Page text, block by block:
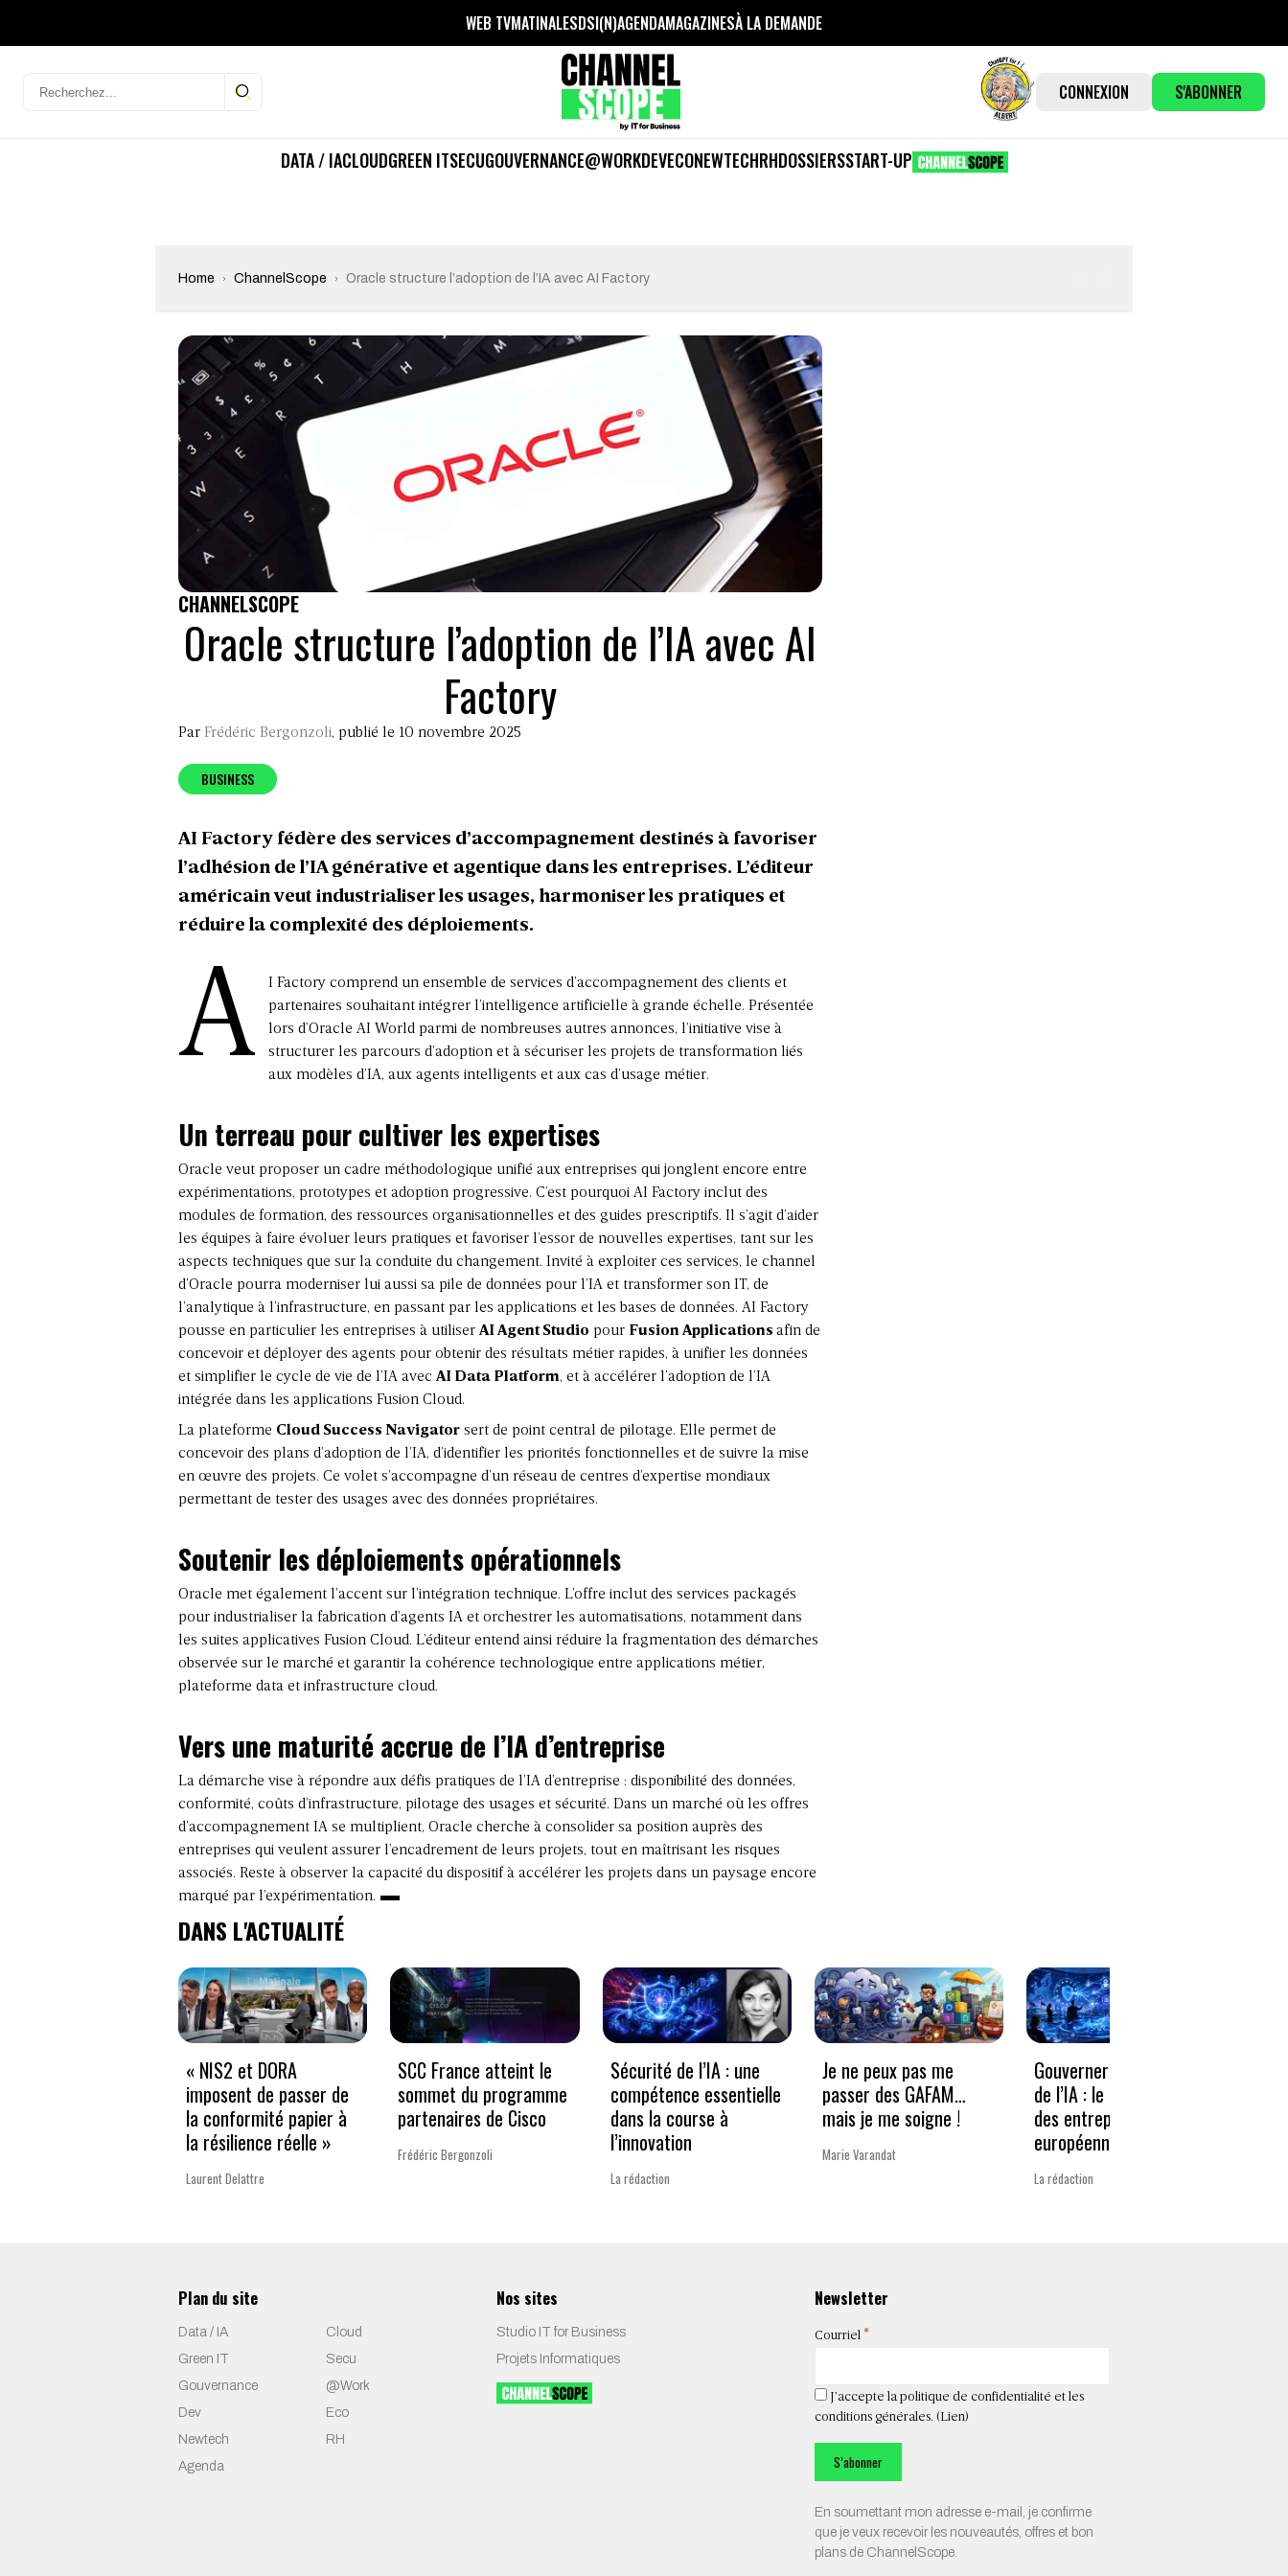
WEB TVMATINALESDSI(N)AGENDAMAGAZINESÀ LA DEMANDE
CONNEXION S'ABONNER
DATA / IACLOUDGREEN ITSECUGOUVERNANCE@WORKDEVECONEWTECHRHDOSSIERSSTART-UP
Home ChannelScope Oracle structure l’adoption de l’IA avec AI Factory
CHANNELSCOPE
Oracle structure l’adoption de l’IA avec AI
Factory
Par Frédéric Bergonzoli, publié le 10 novembre 2025
BUSINESS
AI Factory fédère des services d’accompagnement destinés à favoriser
l’adhésion de l’IA générative et agentique dans les entreprises. L’éditeur
américain veut industrialiser les usages, harmoniser les pratiques et
réduire la complexité des déploiements.
A
I Factory comprend un ensemble de services d’accompagnement des clients et
partenaires souhaitant intégrer l’intelligence artificielle à grande échelle. Présentée
lors d’Oracle AI World parmi de nombreuses autres annonces, l’initiative vise à
structurer les parcours d’adoption et à sécuriser les projets de transformation liés
aux modèles d’IA, aux agents intelligents et aux cas d’usage métier.
Un terreau pour cultiver les expertises
Oracle veut proposer un cadre méthodologique unifié aux entreprises qui jonglent encore entre
expérimentations, prototypes et adoption progressive. C’est pourquoi AI Factory inclut des
modules de formation, des ressources organisationnelles et des guides prescriptifs. Il s’agit d’aider
les équipes à faire évoluer leurs pratiques et favoriser l’essor de nouvelles expertises, tant sur les
aspects techniques que sur la conduite du changement. Invité à exploiter ces services, le channel
d’Oracle pourra moderniser lui aussi sa pile de données pour l’IA et transformer son IT, de
l’analytique à l’infrastructure, en passant par les applications et les bases de données. AI Factory
pousse en particulier les entreprises à utiliser AI Agent Studio pour Fusion Applications afin de
concevoir et déployer des agents pour obtenir des résultats métier rapides, à unifier les données
et simplifier le cycle de vie de l’IA avec AI Data Platform, et à accélérer l’adoption de l’IA
intégrée dans les applications Fusion Cloud.
La plateforme Cloud Success Navigator sert de point central de pilotage. Elle permet de
concevoir des plans d’adoption de l’IA, d’identifier les priorités fonctionnelles et de suivre la mise
en œuvre des projets. Ce volet s’accompagne d’un réseau de centres d’expertise mondiaux
permettant de tester des usages avec des données propriétaires.
Soutenir les déploiements opérationnels
Oracle met également l’accent sur l’intégration technique. L’offre inclut des services packagés
pour industrialiser la fabrication d’agents IA et orchestrer les automatisations, notamment dans
les suites applicatives Fusion Cloud. L’éditeur entend ainsi réduire la fragmentation des démarches
observée sur le marché et garantir la cohérence technologique entre applications métier,
plateforme data et infrastructure cloud.
Vers une maturité accrue de l’IA d’entreprise
La démarche vise à répondre aux défis pratiques de l’IA d’entreprise : disponibilité des données,
conformité, coûts d’infrastructure, pilotage des usages et sécurité. Dans un marché où les offres
d’accompagnement IA se multiplient, Oracle cherche à consolider sa position auprès des
entreprises qui veulent assurer l’encadrement de leurs projets, tout en maîtrisant les risques
associés. Reste à observer la capacité du dispositif à accélérer les projets dans un paysage encore
marqué par l’expérimentation.
DANS L'ACTUALITÉ
« NIS2 et DORA
imposent de passer de
la conformité papier à
la résilience réelle »
Laurent Delattre
SCC France atteint le
sommet du programme
partenaires de Cisco
Frédéric Bergonzoli
Sécurité de l’IA : une
compétence essentielle
dans la course à
l’innovation
La rédaction
Je ne peux pas me
passer des GAFAM…
mais je me soigne !
Marie Varandat
Gouverner à la vitesse
de l’IA : le nouveau défi
des entreprises
européennes
La rédaction
Plan du site
Data / IA
Cloud
Green IT
Secu
Gouvernance
@Work
Dev
Eco
Newtech
RH
Agenda
Nos sites
Studio IT for Business
Projets Informatiques
Newsletter
Courriel *
J’accepte la politique de confidentialité et les
conditions générales. (Lien)
En soumettant mon adresse e-mail, je confirme
que je veux recevoir les nouveautés, offres et bon
plans de ChannelScope.